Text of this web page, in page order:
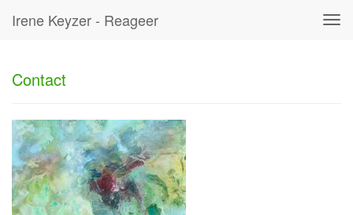
Irene Keyzer - Reageer
Contact